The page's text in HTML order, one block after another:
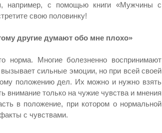
например, с помощью книги «Мужчины с
свою половинку!
другие думают обо мне плохо»
Многие болезненно воспринимают
сильные эмоции, но при всей своей
положению дел. Их можно и нужно взять
внимание только на чужие чувства и мнения
в положение, при котором о нормальной
с чувствами.